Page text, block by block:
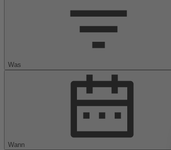
Was
Wann